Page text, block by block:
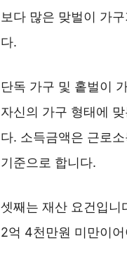
보다 많은 맞벌이 가
다.
단독 가구 및 홑벌이
자신의 가구 형태에
다. 소득금액은 근로
기준으로 합니다.
셋째는 재산 요건입니
2억 4천만원 미만이